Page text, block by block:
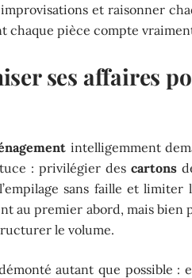
et raisonner
chaque pièce compte
ses affaires
intelligemment
: privilégier descartons
sans faille et limiter
au premier abord, mais bien
le volume.
autant que possible :